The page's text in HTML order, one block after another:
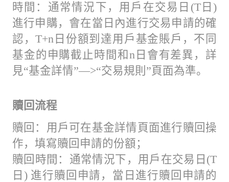
時間：通常情況下，用戶在交易日(T日)
進行申購，會在當日內進行交易申請的確
認，T+n日份額到達用戶基金賬戶，不同
基金的申購截止時間和n日會有差異，詳
見“基金詳情”—>“交易規則”頁面為準。
贖回流程
贖回：用戶可在基金詳情頁面進行贖回操
作，填寫贖回申請的份額；
贖回時間：通常情況下，用戶在交易日(T
日) 進行贖回申請，當日進行贖回申請的